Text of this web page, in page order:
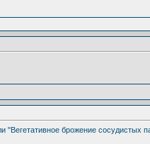
"Вегетативное брожение сосудистых